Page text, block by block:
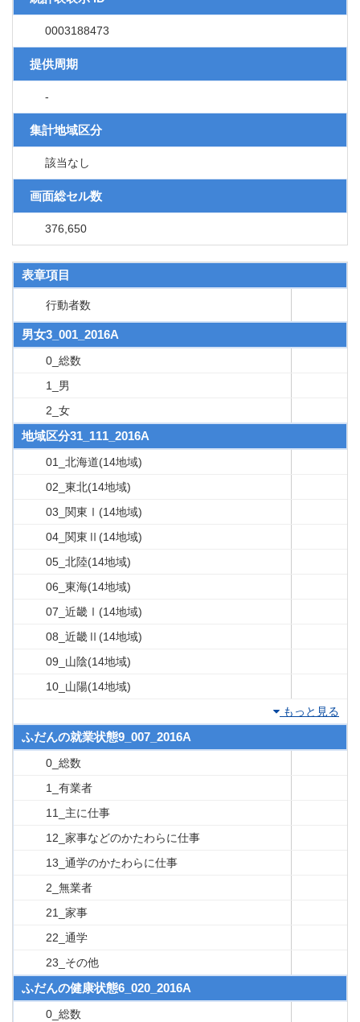
0003188473
提供周期
-
集計地域区分
該当なし
画面総セル数
376,650
表章項目
行動者数
男女3_001_2016A
0_総数
1_男
2_女
地域区分31_111_2016A
01_北海道(14地域)
02_東北(14地域)
03_関東Ⅰ(14地域)
04_関東Ⅱ(14地域)
05_北陸(14地域)
06_東海(14地域)
07_近畿Ⅰ(14地域)
08_近畿Ⅱ(14地域)
09_山陰(14地域)
10_山陽(14地域)
もっと見る
ふだんの就業状態9_007_2016A
0_総数
1_有業者
11_主に仕事
12_家事などのかたわらに仕事
13_通学のかたわらに仕事
2_無業者
21_家事
22_通学
23_その他
ふだんの健康状態6_020_2016A
0_総数